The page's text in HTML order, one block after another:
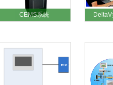
CEMS系统